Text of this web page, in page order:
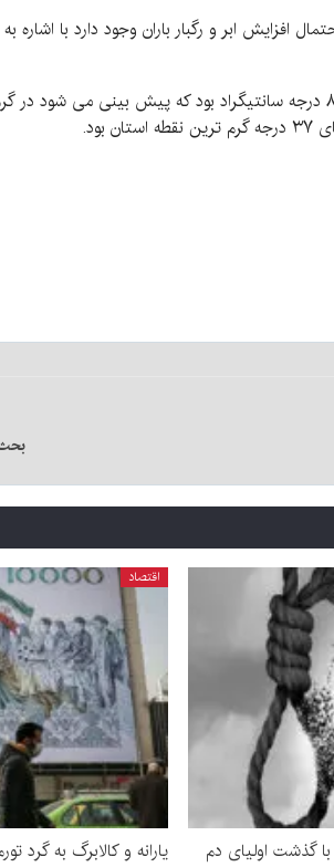
افزایش ابر و رگبار باران وجود دارد با
گذشت اولیای دم
اقتصاد
یارانه و کالابرگ به گرد